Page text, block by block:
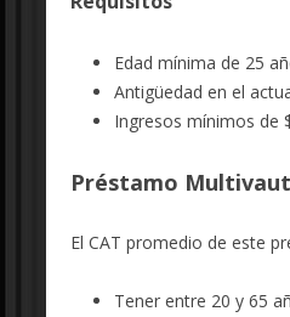
Edad mínima de 25
Antigüedad en el
Ingresos mínimos de
Préstamo
El CAT promedio de este
Tener entre 20 y 65